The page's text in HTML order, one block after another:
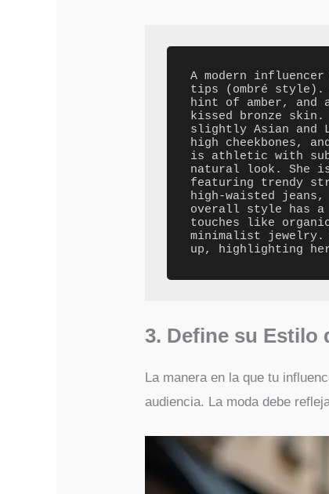
A modern
tips (ombré style).
hint of amber, and
kissed bronze
slightly Asian and
high cheekbones,
is athletic with
natural look. She
featuring trendy
high-waisted
overall style has
touches like
minimalist jewelry.
3. Define su Estilo
La manera en la que tu
audiencia. La moda debe